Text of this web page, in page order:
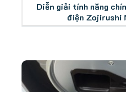
Diễn giải tính năng
điện Zojirushi